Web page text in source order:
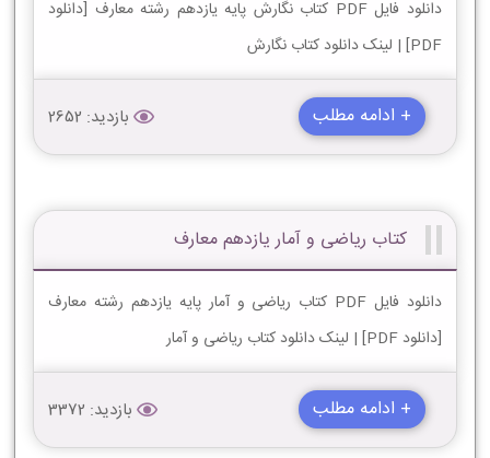
دانلود فایل PDF کتاب نگارش پایه یازدهم رشته معارف [دانلود
PDF] | لینک دانلود کتاب نگارش
+ ادامه مطلب بازدید: 2652
کتاب ریاضی و آمار یازدهم معارف
دانلود فایل PDF کتاب ریاضی و آمار پایه یازدهم رشته معارف
[دانلود PDF] | لینک دانلود کتاب ریاضی و آمار
+ ادامه مطلب بازدید: 3372